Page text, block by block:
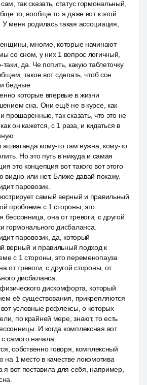
так сказать, статус гормональный,
то, вообще то я даже вот к этой
меня родилась такая ассоциация,
многие, которые начинают
со сном, у них 1 вопрос логичный,
да. Че попить, какую таблеточку
такое вот сделать, чтоб сон
бедные
которые впервые в жизни
сна. Они ещё не в курсе, как
прошаренные, так сказать, что это не
он кажется, с 1 раза, и кидаться в
ашваганда кому-то там нужна, кому-то
Но это путь в никуда и самая
это концепция вот такого вот этого
видно или нет. Ближе давай покажу.
паровозик.
самый верный и правильный
проблеме с 1 стороны, это
бессонница, она от тревоги, с другой
гормонального дисбаланса.
паровозик, да, который
верный и правильный подход к
с 1 стороны, это переменопауза
от тревоги, с другой стороны, от
дисбаланса.
дискомфорта, который
её существования, прикрепляются
условные рефлексы, о которых
по крайней мере, знают, то есть
И когда комплексная вот
самого начала.
собственно говоря, комплексный
1 место в качестве локомотива
я вот поставила для себя, например,